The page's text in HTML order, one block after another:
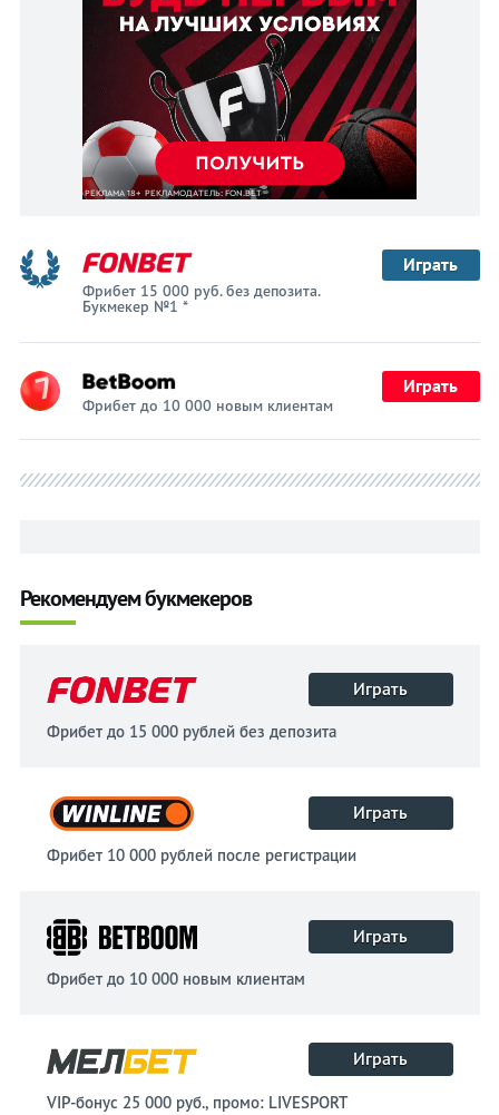
Фрибет 15 000 руб. без депозита.
Букмекер №1 *
Играть
Фрибет до 10 000 новым клиентам
Играть
Рекомендуем букмекеров
Играть
Фрибет до 15 000 рублей без депозита
Играть
Фрибет 10 000 рублей после регистрации
Играть
Фрибет до 10 000 новым клиентам
Играть
VIP-бонус 25 000 руб., промо: LIVESPORT